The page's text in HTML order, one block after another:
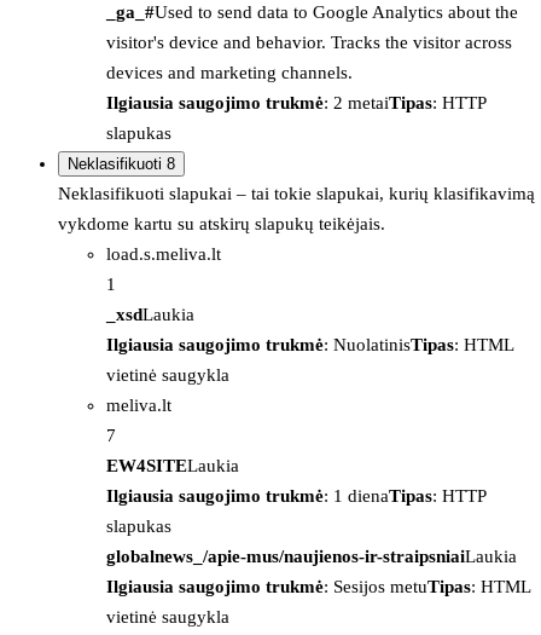
_ga_#Used to send data to Google Analytics about the
visitor's device and behavior. Tracks the visitor across
devices and marketing channels.
Ilgiausia saugojimo trukmė: 2 metaiTipas: HTTP
slapukas
Neklasifikuoti 8
Neklasifikuoti slapukai – tai tokie slapukai, kurių klasifikavimą
vykdome kartu su atskirų slapukų teikėjais.
load.s.meliva.lt
1
_xsdLaukia
Ilgiausia saugojimo trukmė: NuolatinisTipas: HTML
vietinė saugykla
meliva.lt
7
EW4SITELaukia
Ilgiausia saugojimo trukmė: 1 dienaTipas: HTTP
slapukas
globalnews_/apie-mus/naujienos-ir-straipsniaiLaukia
Ilgiausia saugojimo trukmė: Sesijos metuTipas: HTML
vietinė saugykla